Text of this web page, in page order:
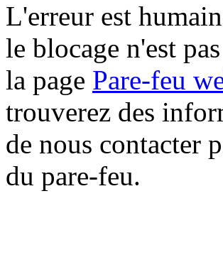
L'erreur est
le blocage n'est
la page Pare-feu
trouverez des
de nous contacter
du pare-feu.